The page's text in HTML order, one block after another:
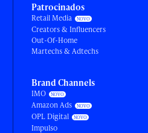
Patrocinados
Retail Media
Creators & Influencers
Out-Of-Home
Martechs & Adtechs
Brand Channels
IMO
Amazon Ads
OPL Digital
Impulso